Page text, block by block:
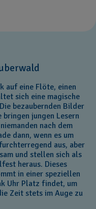
auf eine Flöte, einen
sich eine magische
bezaubernden Bilder
jungen Lesern
nach dem
dann, wenn es um
aus, aber
und stellen sich als
heraus. Dieses
in einer speziellen
Uhr Platz findet, um
Zeit stets im Auge zu